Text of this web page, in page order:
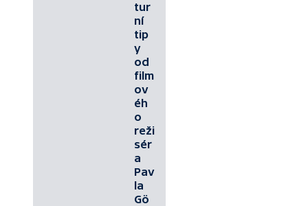
tur
ní
tip
y
od
film
ov
éh
o
reži
sér
a
Pav
la
Gö